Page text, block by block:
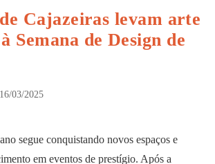
Cajazeiras levam arte
Semana de Design de
16/03/2025
segue conquistando novos espaços e
em eventos de prestígio. Após a